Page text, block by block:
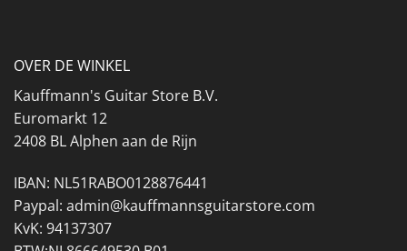
OVER DE WINKEL
Kauffmann's Guitar Store B.V.
Euromarkt 12
2408 BL Alphen aan de Rijn
IBAN: NL51RABO0128876441
Paypal: admin@kauffmannsguitarstore.com
KvK: 94137307